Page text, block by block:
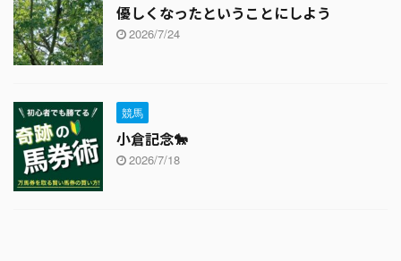
優しくなったということにしよう
2026/7/24
競馬
小倉記念🐎
2026/7/18